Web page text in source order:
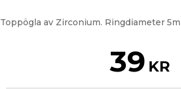
Toppögla av Zirconium. Ringdiameter
39 KR